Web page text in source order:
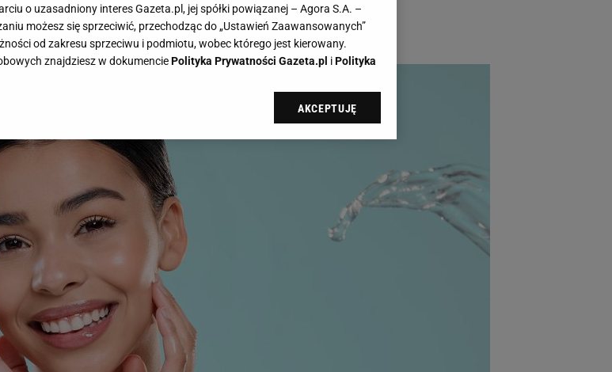
uwagę osób poszukujących intensywnego nawilżenia i
o uzasadniony interes Gazeta.pl, jej spółki powiązanej – Agora S.A. –
możesz się sprzeciwić, przechodząc do „Ustawień Zaawansowanych”
od zakresu sprzeciwu i podmiotu, wobec którego jest kierowany.
znajdziesz w dokumenciePolityka Prywatności Gazeta.pl iPolityka
i przechowywanie plików cookie Gazeta.pl sp. z o.o., jej
do zarządzania twoimi preferencjami dot. przetwarzania danych poprzez
i przechodząc do „Ustawień Zaawansowanych”. Zmiana ustawień
przeglądarki.
przetwarzać dane osobowe w następujących celach:
Aktywne skanowanie charakterystyki urządzenia do celów identyfikacji.
do nich. Spersonalizowane reklamy i treści, pomiar reklam i treści,
Partnerów
AKCEPTUJĘ